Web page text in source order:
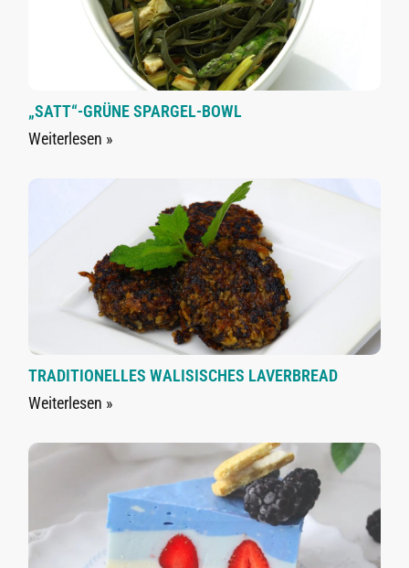
„SATT“-GRÜNE SPARGEL-BOWL
Weiterlesen »
TRADITIONELLES WALISISCHES LAVERBREAD
Weiterlesen »